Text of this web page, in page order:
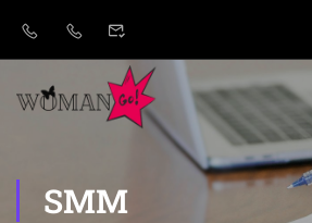
SMM